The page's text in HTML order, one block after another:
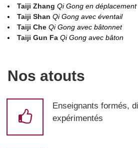
Taiji Zhang Qi Gong en déplacement
Taiji Shan Qi Gong avec éventail
Taiji Che Qi Gong avec bâtonnet
Taiji Gun Fa Qi Gong avec bâton
Nos atouts
Enseignants formés,
expérimentés